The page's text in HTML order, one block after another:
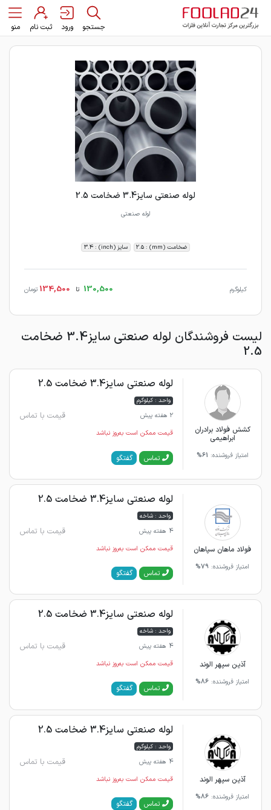
جستجو ورود ثبت نام منو
لوله صنعتی سایز3.4 ضخامت 2.5
لوله صنعتی
ضخامت (mm) : 2.5 سایز (inch) : 3.4
کیلوگرم 130,500 تا 134,500 تومان
لیست فروشندگان لوله صنعتی سایز3.4 ضخامت
2.5
کشش فولاد برادران
ابراهیمی
امتیاز فروشنده: 61%
لوله صنعتی سایز3.4 ضخامت 2.5
واحد : کیلوگرم
2 هفته پیش
قیمت با تماس
قیمت ممکن است به‌روز نباشد
تماس گفتگو
فولاد ماهان سپاهان
امتیاز فروشنده: 79%
لوله صنعتی سایز3.4 ضخامت 2.5
واحد : شاخه
4 هفته پیش
قیمت با تماس
قیمت ممکن است به‌روز نباشد
تماس گفتگو
آذین سپهر الوند
امتیاز فروشنده: 86%
لوله صنعتی سایز3.4 ضخامت 2.5
واحد : شاخه
4 هفته پیش
قیمت با تماس
قیمت ممکن است به‌روز نباشد
تماس گفتگو
آذین سپهر الوند
امتیاز فروشنده: 86%
لوله صنعتی سایز3.4 ضخامت 2.5
واحد : کیلوگرم
4 هفته پیش
قیمت با تماس
قیمت ممکن است به‌روز نباشد
تماس گفتگو